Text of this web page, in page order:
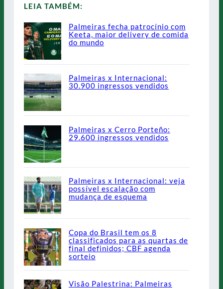
LEIA TAMBÉM:
Palmeiras fecha patrocínio com
Keeta, maior delivery de comida
do mundo
Palmeiras x Internacional:
30.900 ingressos vendidos
Palmeiras x Cerro Porteño:
29.600 ingressos vendidos
Palmeiras x Internacional: veja
possível escalação com
mudança de esquema
Copa do Brasil tem os 8
classificados para as quartas de
final definidos; CBF agenda
sorteio
Visão Palestrina: Palmeiras